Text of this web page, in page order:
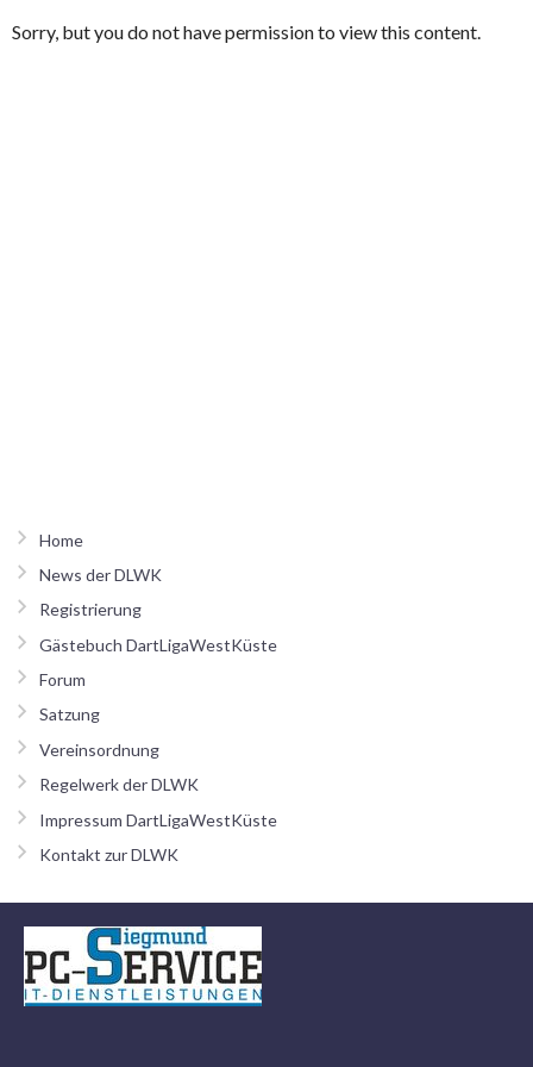
Sorry, but you do not have permission to view this content.
Home
News der DLWK
Registrierung
Gästebuch DartLigaWestKüste
Forum
Satzung
Vereinsordnung
Regelwerk der DLWK
Impressum DartLigaWestKüste
Kontakt zur DLWK